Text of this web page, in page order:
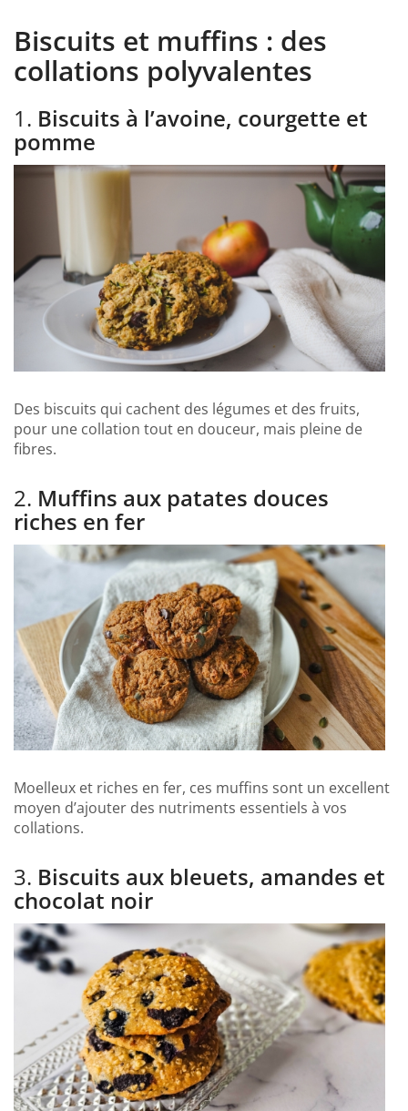
Biscuits et muffins : des
collations polyvalentes
1. Biscuits à l’avoine, courgette et
pomme
Des biscuits qui cachent des légumes et des fruits,
pour une collation tout en douceur, mais pleine de
fibres.
2. Muffins aux patates douces
riches en fer
Moelleux et riches en fer, ces muffins sont un excellent
moyen d’ajouter des nutriments essentiels à vos
collations.
3. Biscuits aux bleuets, amandes et
chocolat noir